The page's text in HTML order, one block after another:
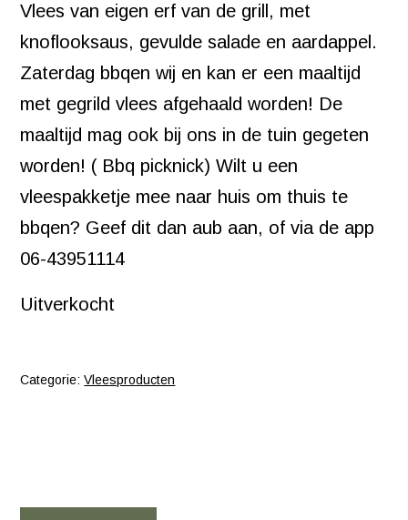
Vlees van eigen erf van de grill, met
knoflooksaus, gevulde salade en aardappel.
Zaterdag bbqen wij en kan er een maaltijd
met gegrild vlees afgehaald worden! De
maaltijd mag ook bij ons in de tuin gegeten
worden! ( Bbq picknick) Wilt u een
vleespakketje mee naar huis om thuis te
bbqen? Geef dit dan aub aan, of via de app
06-43951114
Uitverkocht
Categorie:Vleesproducten